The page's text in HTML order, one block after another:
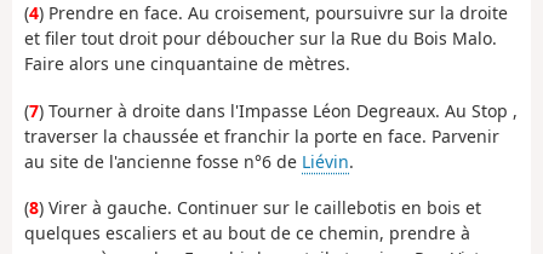
(4) Prendre en face. Au croisement, poursuivre sur la droite
et filer tout droit pour déboucher sur la Rue du Bois Malo.
Faire alors une cinquantaine de mètres.
(7) Tourner à droite dans l'Impasse Léon Degreaux. Au Stop ,
traverser la chaussée et franchir la porte en face. Parvenir
au site de l'ancienne fosse n°6 de Liévin.
(8) Virer à gauche. Continuer sur le caillebotis en bois et
quelques escaliers et au bout de ce chemin, prendre à